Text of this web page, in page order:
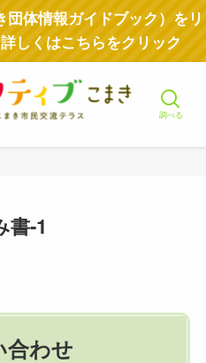
団体情報ガイドブック）をリ
しくはこちらをクリック
調べる
-1
合わせ